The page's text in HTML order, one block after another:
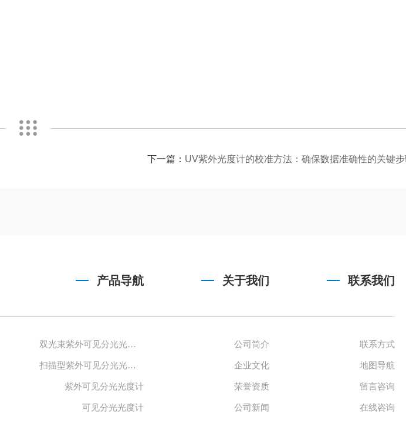
下一篇： UV紫外光度计的校准方法：确保数据准确性的关键
产品导航 关于我们 联系我们
双光束紫外可见分光光度计
扫描型紫外可见分光光度计
紫外可见分光光度计
可见分光光度计
公司简介
企业文化
荣誉资质
公司新闻
联系方式
地图导航
留言咨询
在线咨询